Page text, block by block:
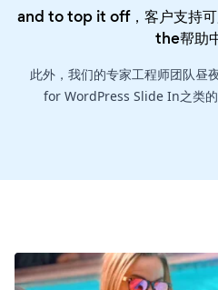
and to top it off，客户支持
the帮助
此外，我们的专家工程师团队昼
for WordPress Slide In之类的